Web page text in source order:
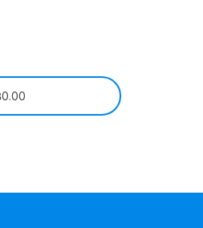
0.00